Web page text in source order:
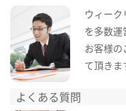
ウィー
を多数運
お客様の
て頂きま
よくある質問